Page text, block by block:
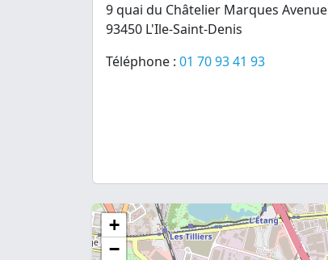
9 quai du Châtelier Marques Avenue
93450 L'Ile-Saint-Denis
Téléphone : 01 70 93 41 93
+
−